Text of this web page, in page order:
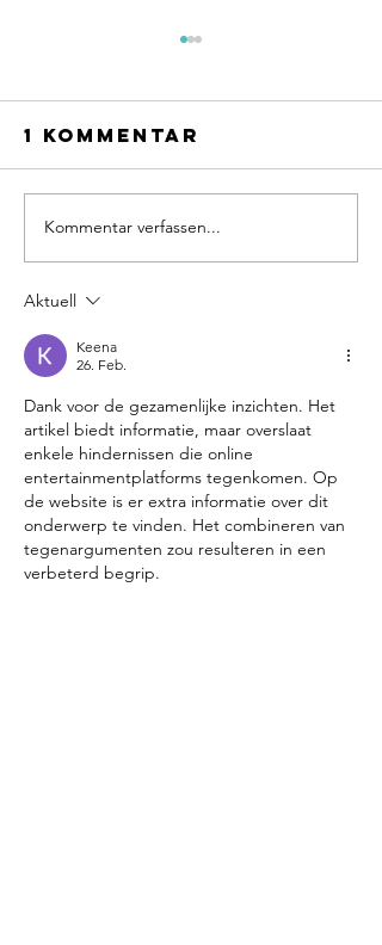
WDR
Ausgerechnet
Holland zu
Domburg
1 Kommentar
Kommentar verfassen...
Aktuell
Keena
26. Feb.
Dank voor de gezamenlijke inzichten. Het
artikel biedt informatie, maar overslaat
enkele hindernissen die online
entertainmentplatforms tegenkomen. Op
de website is er extra informatie over dit
onderwerp te vinden. Het combineren van
tegenargumenten zou resulteren in een
verbeterd begrip.